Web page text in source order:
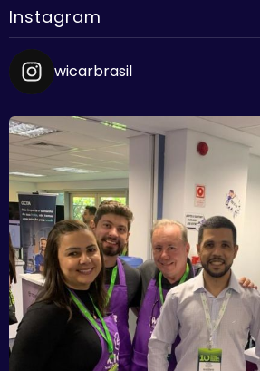
Instagram
wicarbrasil